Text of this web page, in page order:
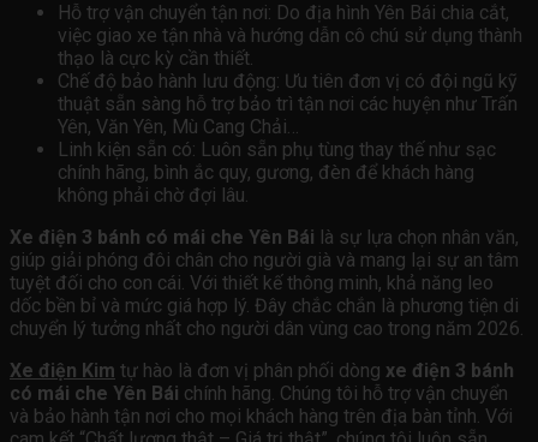
Hỗ trợ vận chuyển tận nơi: Do địa hình Yên Bái chia cắt,
việc giao xe tận nhà và hướng dẫn cô chú sử dụng thành
thạo là cực kỳ cần thiết.
Chế độ bảo hành lưu động: Ưu tiên đơn vị có đội ngũ kỹ
thuật sẵn sàng hỗ trợ bảo trì tận nơi các huyện như Trấn
Yên, Văn Yên, Mù Cang Chải…
Linh kiện sẵn có: Luôn sẵn phụ tùng thay thế như sạc
chính hãng, bình ắc quy, gương, đèn để khách hàng
không phải chờ đợi lâu.
Xe điện 3 bánh có mái che Yên Bái là sự lựa chọn nhân văn,
giúp giải phóng đôi chân cho người già và mang lại sự an tâm
tuyệt đối cho con cái. Với thiết kế thông minh, khả năng leo
dốc bền bỉ và mức giá hợp lý. Đây chắc chắn là phương tiện di
chuyển lý tưởng nhất cho người dân vùng cao trong năm 2026.
Xe điện Kim tự hào là đơn vị phân phối dòng xe điện 3 bánh
có mái che Yên Bái chính hãng. Chúng tôi hỗ trợ vận chuyển
và bảo hành tận nơi cho mọi khách hàng trên địa bàn tỉnh. Với